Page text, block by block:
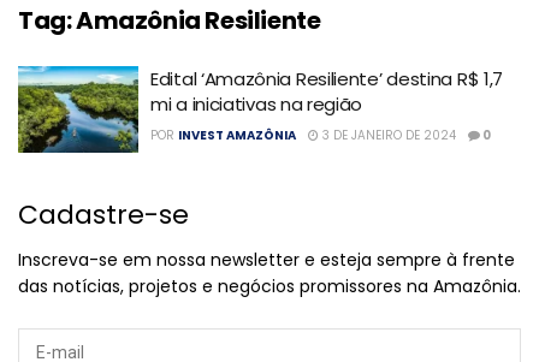
Tag:Amazônia Resiliente
Edital ‘Amazônia Resiliente’ destina R$ 1,7
mi a iniciativas na região
POR INVEST AMAZÔNIA 3 DE JANEIRO DE 2024 0
Cadastre-se
Inscreva-se em nossa newsletter e esteja sempre à frente
das notícias, projetos e negócios promissores na Amazônia.